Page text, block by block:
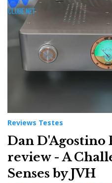
Reviews Testes
Dan D'Agostino
review - A
Senses by JVH